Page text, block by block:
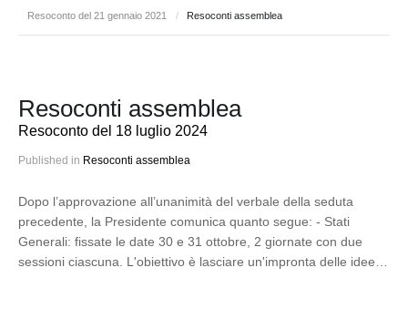
Resoconto del 21 gennaio 2021 / Resoconti assemblea
Resoconti assemblea
Resoconto del 18 luglio 2024
Published in Resoconti assemblea
Dopo l’approvazione all’unanimità del verbale della seduta
precedente, la Presidente comunica quanto segue: - Stati
Generali: fissate le date 30 e 31 ottobre, 2 giornate con due
sessioni ciascuna. L'obiettivo è lasciare un'impronta delle idee…